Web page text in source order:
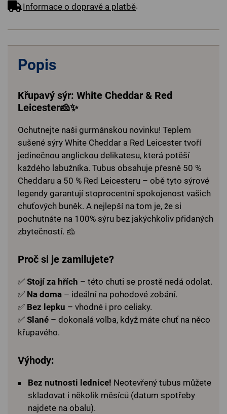
Informace o dopravě a platbě.
Popis
Křupavý sýr: White Cheddar & Red
Leicester🧀✨
Ochutnejte naši gurmánskou novinku! Teplem
sušené sýry White Cheddar a Red Leicester tvoří
jedinečnou anglickou delikatesu, která potěší
každého labužníka. Tubus obsahuje přesně 50 %
Cheddaru a 50 % Red Leicesteru – obě tyto sýrové
legendy garantují stoprocentní spokojenost vašich
chuťových buněk. A nejlepší na tom je, že si
pochutnáte na 100% sýru bez jakýchkoliv přidaných
zbytečností. 🧀
Proč si je zamilujete?
✅ Stojí za hřích – této chuti se prostě nedá odolat.
✅ Na doma – ideální na pohodové zobání.
✅ Bez lepku – vhodné i pro celiaky.
✅ Slané – dokonalá volba, když máte chuť na něco
křupavého.
Výhody:
Bez nutnosti lednice! Neotevřený tubus můžete
skladovat i několik měsíců (datum spotřeby
najdete na obalu).